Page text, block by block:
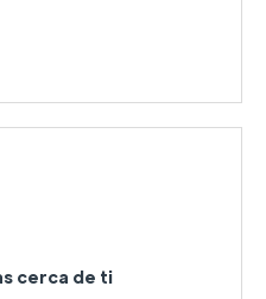
cerca de ti